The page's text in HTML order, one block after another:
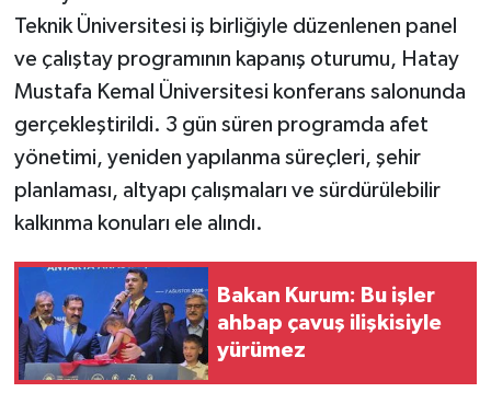
Teknik Üniversitesi iş birliğiyle düzenlenen panel
ve çalıştay programının kapanış oturumu, Hatay
Mustafa Kemal Üniversitesi konferans salonunda
gerçekleştirildi. 3 gün süren programda afet
yönetimi, yeniden yapılanma süreçleri, şehir
planlaması, altyapı çalışmaları ve sürdürülebilir
kalkınma konuları ele alındı.
Bakan Kurum: Bu işler
ahbap çavuş ilişkisiyle
yürümez